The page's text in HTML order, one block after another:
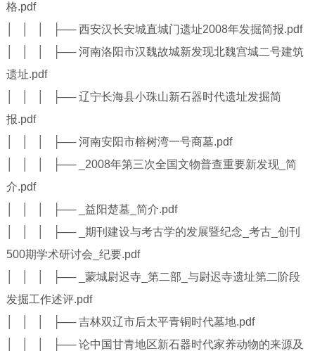
格.pdf
│ │ │ ├── 西安汉长安城直城门遗址2008年发掘简报.pdf
│ │ │ ├── 河南洛阳市汉魏故城新发现北魏宫城二号建筑
遗址.pdf
│ │ │ ├── 辽宁长海县小珠山新石器时代遗址发掘简
报.pdf
│ │ │ ├── 河南安阳市榕树湾一号商墓.pdf
│ │ │ ├── _2008年第三次全国文物普查重要新发现_简
介.pdf
│ │ │ ├── _益阳楚墓_简介.pdf
│ │ │ ├── _期刊建设与考古学的发展暨纪念_考古_创刊
500期学术研讨会_纪要.pdf
│ │ │ ├── _蒙城尉迟寺_第二部_与尉迟寺遗址第二阶段
发掘工作述评.pdf
│ │ │ ├── 吉林双辽市后太平青铜时代墓地.pdf
│ │ │ ├── 论中国甘青地区新石器时代家养动物的来源及